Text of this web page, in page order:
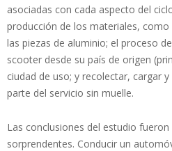
asociadas con cada aspecto del
producción de los materiales,
las piezas de aluminio; el proceso
scooter desde su país de origen
ciudad de uso; y recolectar, cargar
parte del servicio sin muelle.
Las conclusiones del estudio
sorprendentes. Conducir un